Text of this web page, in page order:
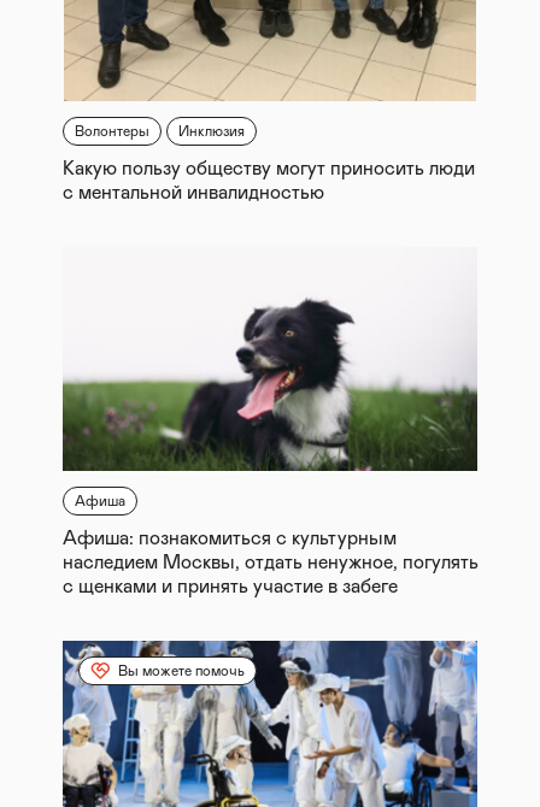
Волонтеры Инклюзия
Какую пользу обществу могут приносить люди
с ментальной инвалидностью
Афиша
Афиша: познакомиться с культурным
наследием Москвы, отдать ненужное, погулять
с щенками и принять участие в забеге
Вы можете помочь